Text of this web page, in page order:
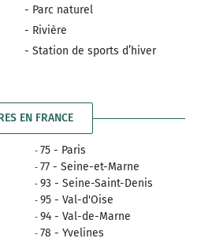
- Parc naturel
- Rivière
- Station de sports d’hiver
EN FRANCE
75 - Paris
77 - Seine-et-Marne
93 - Seine-Saint-Denis
95 - Val-d'Oise
94 - Val-de-Marne
78 - Yvelines